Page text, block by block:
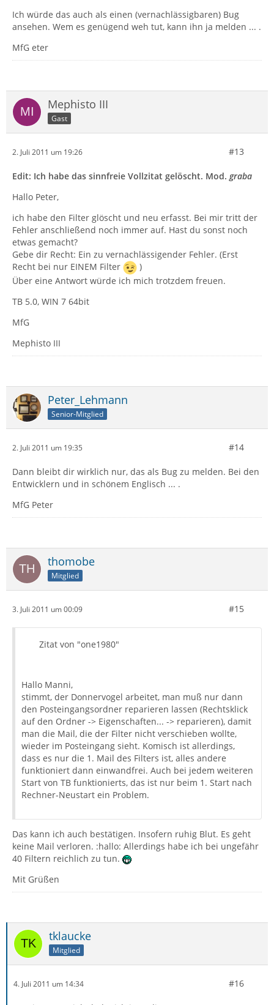
Ich würde das auch als einen (vernachlässigbaren) Bug
ansehen. Wem es genügend weh tut, kann ihn ja melden ... .
MfG eter
Mephisto III
Gast
2. Juli 2011 um 19:26 #13
Edit: Ich habe das sinnfreie Vollzitat gelöscht. Mod. graba
Hallo Peter,
ich habe den Filter glöscht und neu erfasst. Bei mir tritt der
Fehler anschließend noch immer auf. Hast du sonst noch
etwas gemacht?
Gebe dir Recht: Ein zu vernachlässigender Fehler. (Erst
Recht bei nur EINEM Filter
)
Über eine Antwort würde ich mich trotzdem freuen.
TB 5.0, WIN 7 64bit
MfG
Mephisto III
Peter_Lehmann
Senior-Mitglied
2. Juli 2011 um 19:35 #14
Dann bleibt dir wirklich nur, das als Bug zu melden. Bei den
Entwicklern und in schönem Englisch ... .
MfG Peter
thomobe
Mitglied
3. Juli 2011 um 00:09 #15
Zitat von "one1980"
Hallo Manni,
stimmt, der Donnervogel arbeitet, man muß nur dann
den Posteingangsordner reparieren lassen (Rechtsklick
auf den Ordner -> Eigenschaften... -> reparieren), damit
man die Mail, die der Filter nicht verschieben wollte,
wieder im Posteingang sieht. Komisch ist allerdings,
dass es nur die 1. Mail des Filters ist, alles andere
funktioniert dann einwandfrei. Auch bei jedem weiteren
Start von TB funktionierts, das ist nur beim 1. Start nach
Rechner-Neustart ein Problem.
Das kann ich auch bestätigen. Insofern ruhig Blut. Es geht
keine Mail verloren. :hallo: Allerdings habe ich bei ungefähr
40 Filtern reichlich zu tun.
Mit Grüßen
tklaucke
Mitglied
4. Juli 2011 um 14:34 #16